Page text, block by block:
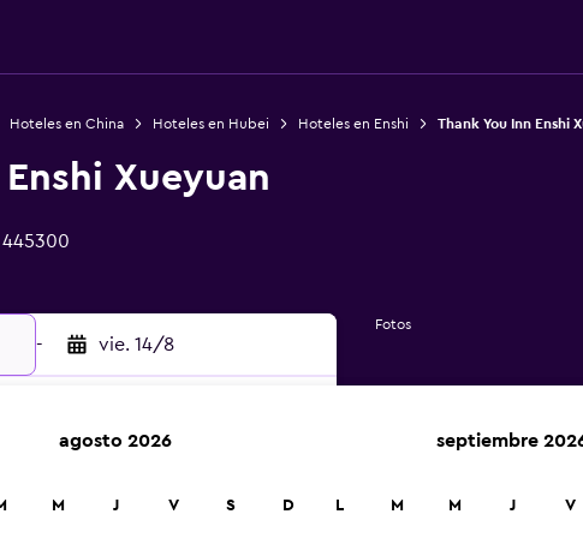
Hoteles en China Hoteles en Hubei Hoteles en Enshi Thank You Inn Enshi
Xueyuan
445300
- vie. 14/8
Fotos
agosto 2026
M J V S D
septiembre
L M M J V